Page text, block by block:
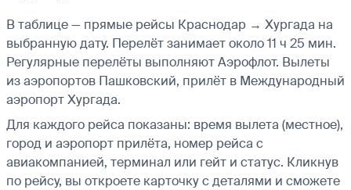
В таблице — прямые рейсы Краснодар → Хургада на
выбранную дату. Перелёт занимает около 11 ч 25 мин.
Регулярные перелёты выполняют Аэрофлот. Вылеты
из аэропортов Пашковский, прилёт в Международный
аэропорт Хургада.
Для каждого рейса показаны: время вылета (местное),
город и аэропорт прилёта, номер рейса с
авиакомпанией, терминал или гейт и статус. Кликнув
по рейсу, вы откроете карточку с деталями и сможете